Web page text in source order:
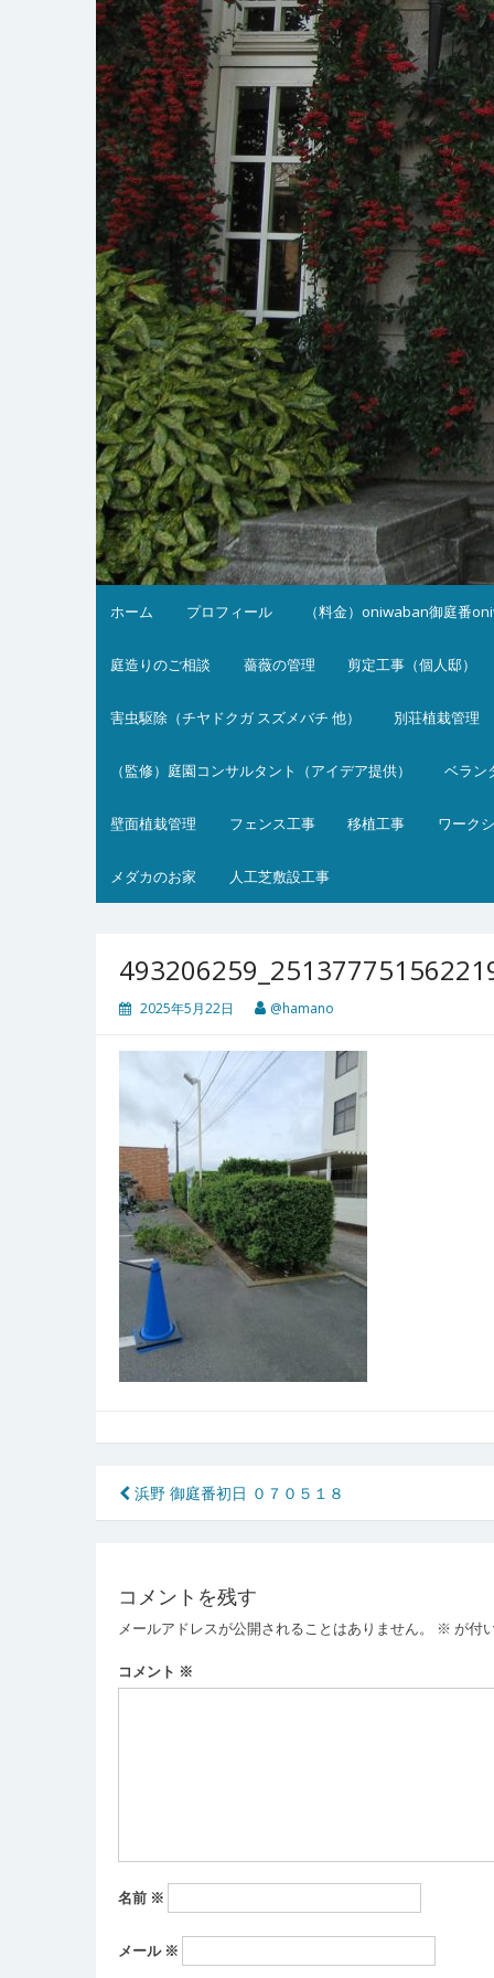
ホーム プロフィール （料金）oniwaban御庭番
庭造りのご相談 薔薇の管理 剪定工事（個人邸）
害虫駆除（チヤドクガ スズメバチ 他） 別荘植栽管理
（監修）庭園コンサルタント（アイデア提供） ベラン
壁面植栽管理 フェンス工事 移植工事 ワーク
メダカのお家 人工芝敷設工事
2025年5月22日 @hamano
投
稿
ビ
ゲ
ー
浜野 御庭番初日 ０７０５１８
コメントを残す
メールアドレスが公開されることはありません。 ※ が付
コメント ※
名前 ※
メール ※